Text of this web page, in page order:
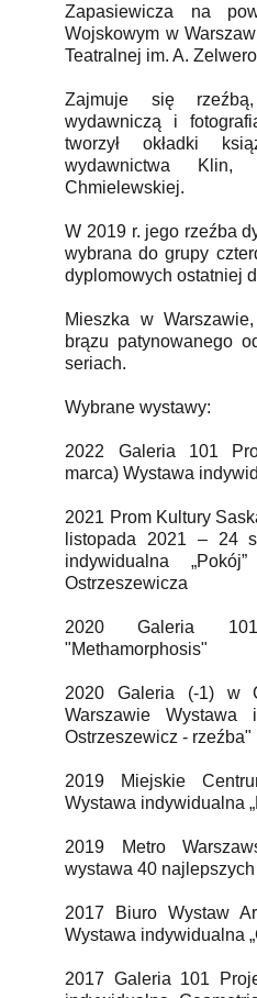
Zapasiewicza na
Wojskowym w
Teatralnej im. A.
Zajmuje się
wydawniczą i
tworzył okładki
wydawnictwa
Chmielewskiej.
W 2019 r. jego rzeźba
wybrana do grupy
dyplomowych ostatniej
Mieszka w
brązu patynowanego
seriach.
Wybrane wystawy:
2022 Galeria 101
marca) Wystawa
2021 Prom Kultury
listopada 2021 – 24
indywidualna
Ostrzeszewicza
2020 Galeria
"Methamorphosis"
2020 Galeria (-1) w
Warszawie Wystawa
Ostrzeszewicz - rzeźba"
2019 Miejskie
Wystawa indywidualna
2019 Metro
wystawa 40
2017 Biuro Wystaw
Wystawa indywidualna
2017 Galeria 101